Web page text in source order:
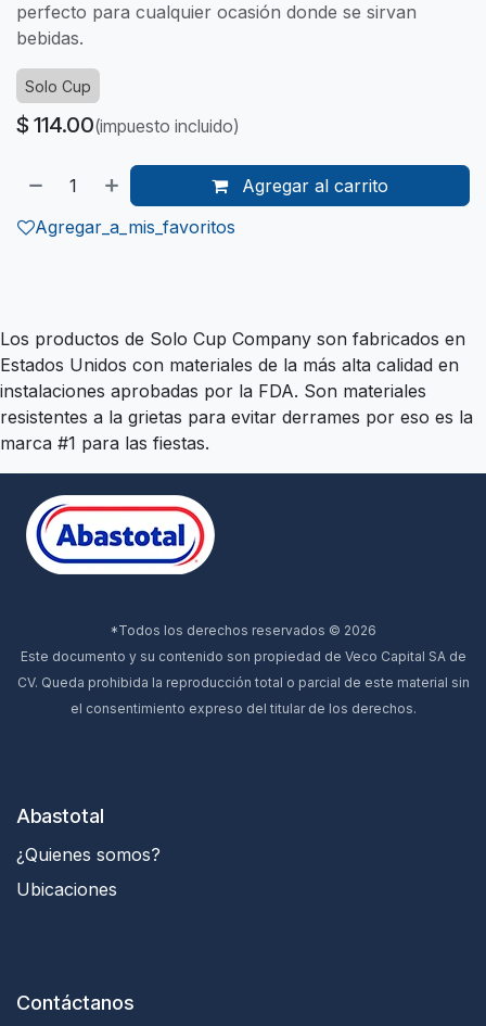
perfecto para cualquier ocasión donde se sirvan
bebidas.
Solo Cup
$ 114.00(impuesto incluido)
Agregar al carrito
Agregar_a_mis_favoritos
Los productos de Solo Cup Company son fabricados en
Estados Unidos con materiales de la más alta calidad en
instalaciones aprobadas por la FDA. Son materiales
resistentes a la grietas para evitar derrames por eso es la
marca #1 para las fiestas.
*Todos los derechos reservados © 2026
Este documento y su contenido son propiedad de Veco Capital SA de
CV. Queda prohibida la reproducción total o parcial de este material sin
el consentimiento expreso del titular de los derechos.
Abastotal
¿Quienes somos?
Ubicaciones
Contáctanos